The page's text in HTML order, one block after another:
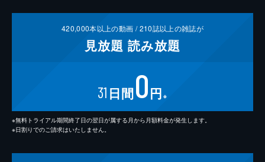
420,000本以上の動画 /210誌以上の雑誌が
見放題 読み放題
31 日間0円 ※
※無料トライアル期間終了日の翌日が属する月から月額料金が発生します。
※日割りでのご請求はいたしません。